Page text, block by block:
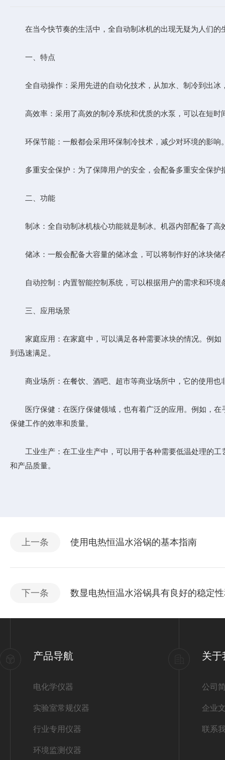
在当今快节奏的生活中， 全自动制冰机的出现无疑为人们的
一、特点
全自动操作：采用先进的自动化技术，从加水、制冷到出冰
高效率：采用了高效的制冷系统和优质的水泵，可以在短时
环保节能：一般都会采用环保制冷技术，减少对环境的影响
多重安全保护：为了保障用户的安全，会配备多重安全保护
二、功能
制冰：全自动制冰机核心功能就是制冰。机器内部配备了高
储冰：一般会配备大容量的储冰盒，可以将制作好的冰块储
自动控制：内置智能控制系统，可以根据用户的需求和环境
三、应用场景
家庭应用：在家庭中，可以满足各种需要冰块的情况。例如
到迅速满足。
商业场所：在餐饮、酒吧、超市等商业场所中，它的使用也
医疗保健：在医疗保健领域，也有着广泛的应用。例如，在
保健工作的效率和质量。
工业生产：在工业生产中，可以用于各种需要低温处理的工
和产品质量。
上一条 使用电热恒温水浴锅的基本指南
下一条 数显电热恒温水浴锅具有良好的稳定
产品导航
电化学仪器
实验室常规仪器
行业专用仪器
环境监测仪器
关于
公司
企业
联系